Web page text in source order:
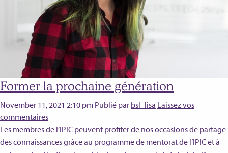
Former la prochaine génération
November 11, 2021 2:10 pm Publié par bsl_lisa Laissez vos
commentaires
Les membres de l’IPIC peuvent profiter de nos occasions de partage
des connaissances grâce au programme de mentorat de l’IPIC et à